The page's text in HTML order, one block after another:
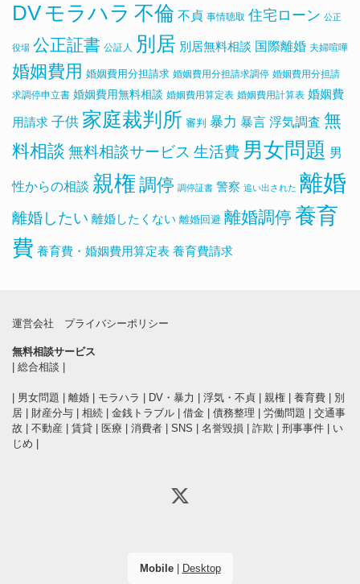
DV モラハラ 不倫 不貞 事情聴取 住宅ローン 公正
役場 公正証書 公証人 別居 別居無料相談 国際離婚 夫婦喧嘩
婚姻費用 婚姻費用分担請求 婚姻費用分担請求調停 婚姻費用分担請
求調停申立書 婚姻費用無料相談 婚姻費用算定表 婚姻費用計算表 婚姻費
用請求 子供 家庭裁判所 審判 暴力 暴言 浮気調査 無
料相談 無料相談サービス 生活費 男女問題 男
性からの相談 親権 調停 調停証書 警察 追い出された 離婚
離婚したい 離婚したくない 離婚回避 離婚調停 養育
費 養育費・婚姻費用算定表 養育費請求
運営会社 プライバシーポリシー
無料相談サービス
総合相談
男女問題 離婚 モラハラ DV・暴力 浮気・不貞 親権 養育費
別
居
財産分与 相続 金銭トラブル 借金 債務整理 労働問題
交通事
故
不動産 賃貸 医療 消費者 SNS 名誉毀損 詐欺 刑事事件
い
じめ
Mobile| Desktop